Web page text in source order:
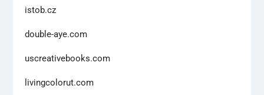
istob.cz
double-aye.com
uscreativebooks.com
livingcolorut.com